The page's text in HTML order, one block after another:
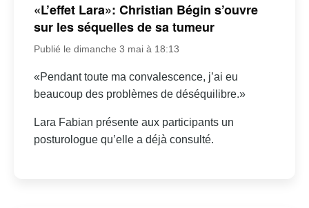
«L’effet Lara»: Christian Bégin s’ouvre
sur les séquelles de sa tumeur
Publié le dimanche 3 mai à 18:13
«Pendant toute ma convalescence, j’ai eu
beaucoup des problèmes de déséquilibre.»
Lara Fabian présente aux participants un
posturologue qu’elle a déjà consulté.